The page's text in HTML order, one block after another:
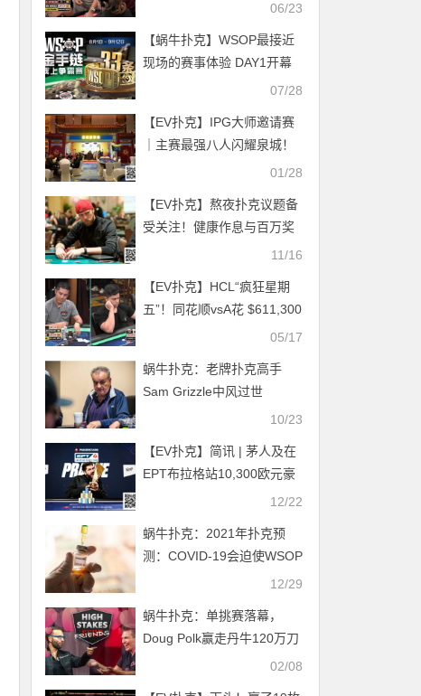
06/23
【蜗牛扑克】WSOP最接近
现场的赛事体验 DAY1开幕
赛已如火如荼展开中 线下赛
07/28
【EV扑克】IPG大师邀请赛
｜主赛最强八人闪耀泉城！
卫冕冠军李靖晶一骑绝尘再
01/28
【EV扑克】熬夜扑克议题备
受关注！健康作息与百万奖
金如何兼得？我们找到了完
11/16
【EV扑克】HCL“疯狂星期
五”！同花顺vsA花 $611,300
05/17
蜗牛扑克：老牌扑克高手
Sam Grizzle中风过世
10/23
【EV扑克】简讯 | 茅人及在
EPT布拉格站10,300欧元豪
12/22
蜗牛扑克：2021年扑克预
测：COVID-19会迫使WSOP
12/29
蜗牛扑克：单挑赛落幕，
Doug Polk赢走丹牛120万刀
02/08